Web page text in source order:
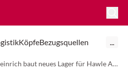
KöpfeBezugsquellen ...
Jungheinrich baut neues Lager für Hawle Armaturen